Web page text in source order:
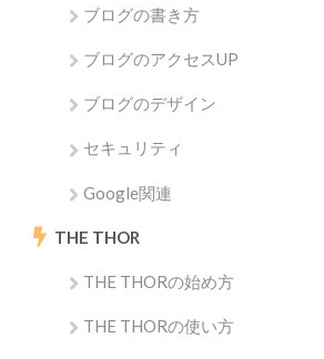
ブログの書き方
ブログのアクセスUP
ブログのデザイン
セキュリティ
Google関連
THE THOR
THE THORの始め方
THE THORの使い方